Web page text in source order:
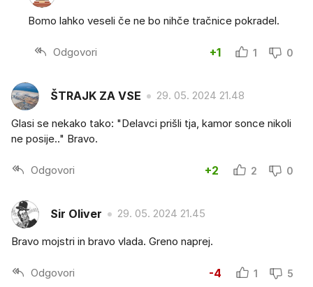
Bomo lahko veseli če ne bo nihče tračnice pokradel.
Odgovori +1 1 0
ŠTRAJK ZA VSE 29. 05. 2024 21.48
Glasi se nekako tako: "Delavci prišli tja, kamor sonce nikoli
ne posije.." Bravo.
Odgovori +2 2 0
Sir Oliver 29. 05. 2024 21.45
Bravo mojstri in bravo vlada. Greno naprej.
Odgovori -4 1 5